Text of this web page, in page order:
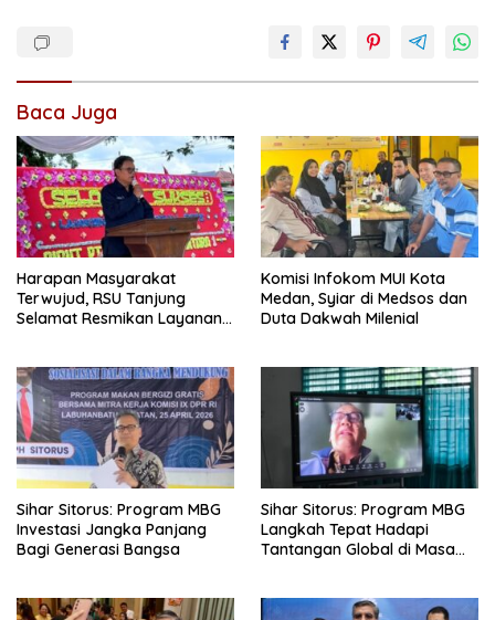
Baca Juga
Harapan Masyarakat
Terwujud, RSU Tanjung
Selamat Resmikan Layanan
Komisi Infokom MUI Kota
Medan, Syiar di Medsos dan
Duta Dakwah Milenial
Sihar Sitorus: Program MBG
Investasi Jangka Panjang
Bagi Generasi Bangsa
Sihar Sitorus: Program MBG
Langkah Tepat Hadapi
Tantangan Global di Masa